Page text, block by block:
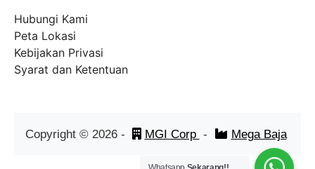
Hubungi Kami
Peta Lokasi
Kebijakan Privasi
Syarat dan Ketentuan
Copyright © 2026- MGI Corp - Mega Baja